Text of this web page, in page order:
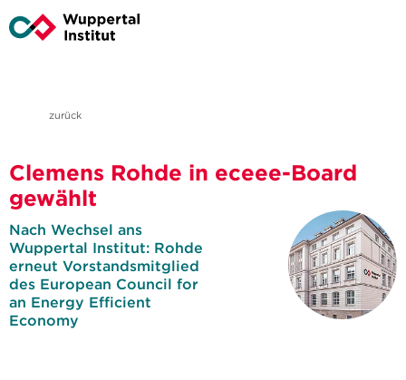
zurück
Clemens Rohde in eceee-Board
gewählt
Nach Wechsel ans
Wuppertal Institut: Rohde
erneut Vorstandsmitglied
des European Council for
an Energy Efficient
Economy